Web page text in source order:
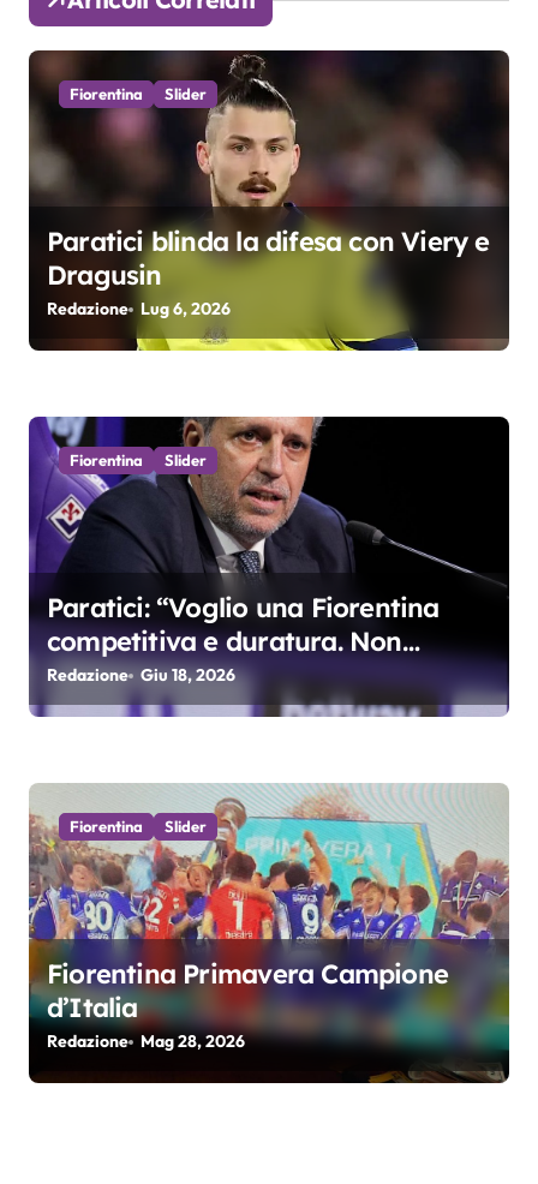
z
i
o
n
a
r
i
c
o
l
i
Fiorentina Slider
Paratici blinda la difesa con Viery e
Dragusin
Redazione Lug 6, 2026
Fiorentina Slider
Paratici: “Voglio una Fiorentina
competitiva e duratura. Non
accetterei di arrivare ottavo per 4
anni di fila…”
Redazione Giu 18, 2026
Fiorentina Slider
Fiorentina Primavera Campione
d’Italia
Redazione Mag 28, 2026